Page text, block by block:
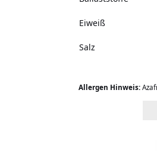
Eiweiß
Salz
Allergen Hinweis: